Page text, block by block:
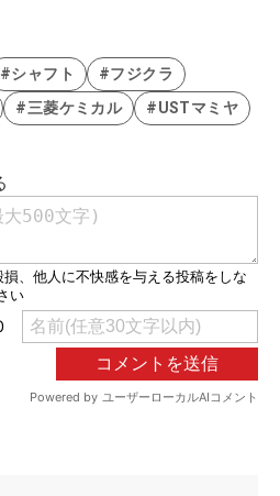
#シャフト
#フジクラ
#三菱ケミカル #USTマミヤ